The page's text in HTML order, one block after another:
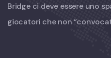
Bridge ci deve essere uno
giocatori che non